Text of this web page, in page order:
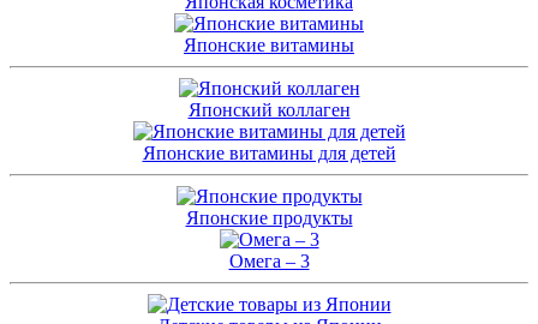
Японские витамины
Японский коллаген
Японские витамины для детей
Японские продукты
Омега – 3